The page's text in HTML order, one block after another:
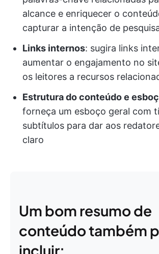
alcance e enriquecer o
capturar a intenção de
Links internos: sugira links
aumentar o engajamento no
os leitores a recursos
Estrutura do conteúdo e
forneça um esboço geral com
subtítulos para dar aos
claro
Um bom resumo de
conteúdo também
incluir: